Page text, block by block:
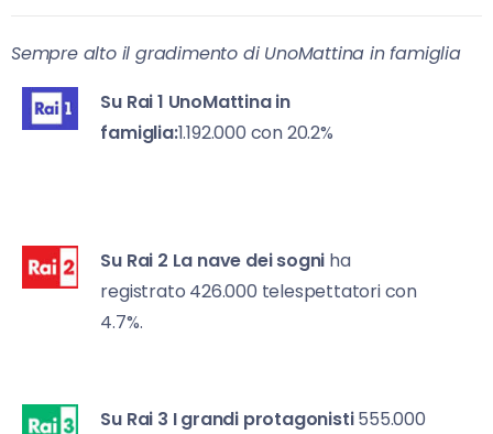
Sempre alto il gradimento di UnoMattina in famiglia
Su Rai 1 UnoMattina in
famiglia:1.192.000 con 20.2%
Su Rai 2 La nave dei sogni ha
registrato 426.000 telespettatori con
4.7%.
Su Rai 3 I grandi protagonisti555.000